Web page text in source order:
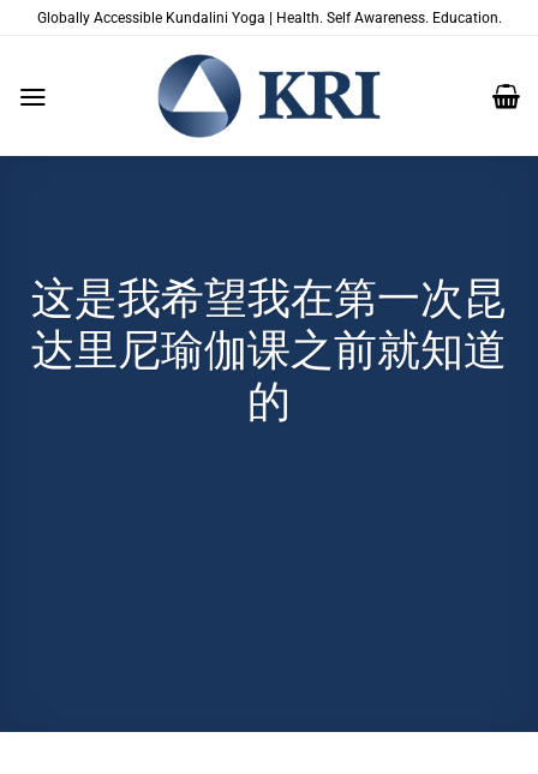
Globally Accessible Kundalini Yoga | Health. Self Awareness. Education.
这是我希望我在第一次昆
达里尼瑜伽课之前就知道
的